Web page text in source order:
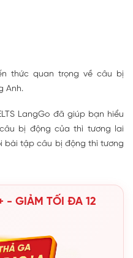
thức quan trọng về câu bị
Anh.
LangGo đã giúp bạn hiểu
bị động của thì tương lai
bài tập câu bị động thì tương
- GIẢM TỐI ĐA 12